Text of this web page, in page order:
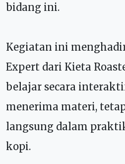
bidang ini.
Kegiatan ini
Expert dari Kieta
belajar secara
menerima materi,
langsung dalam
kopi.